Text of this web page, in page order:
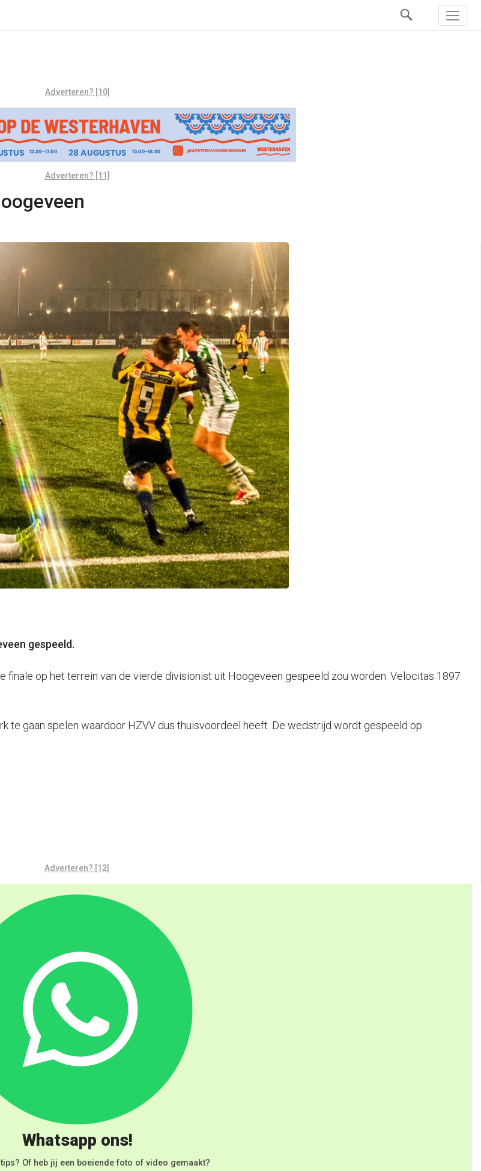
Adverteren? [10]
Adverteren? [11]
gespeeld.
finale op het terrein van de vierde divisionist uit Hoogeveen gespeeld zou worden. Velocitas 1897
te gaan spelen waardoor HZVV dus thuisvoordeel heeft. De wedstrijd wordt gespeeld op
Adverteren? [12]
Whatsapp ons!
Of heb jij een boeiende foto of video gemaakt?